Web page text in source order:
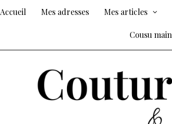
Accueil Mes adresses Mes articles
Cousu main